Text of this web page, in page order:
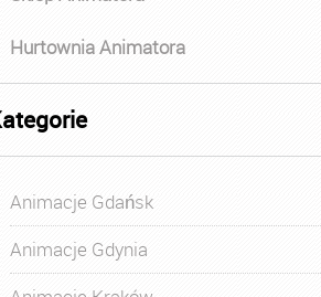
Hurtownia Animatora
Animacje Gdańsk
Animacje Gdynia